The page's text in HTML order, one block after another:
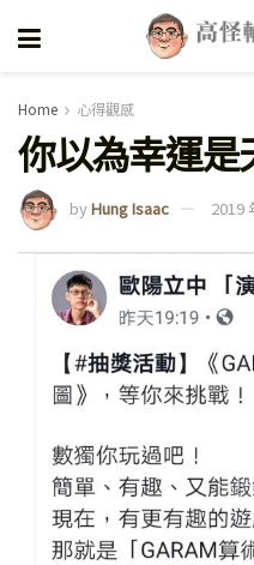
Home 心得觀感
你以為幸運是
byHung Isaac 2019